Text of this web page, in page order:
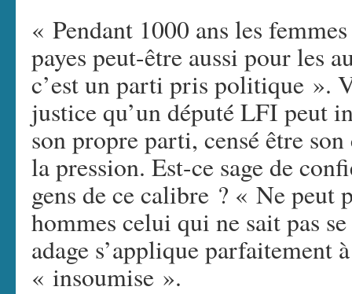
« Pendant 1000 ans les
payes peut-être aussi pour les
c’est un parti pris politique ».
justice qu’un député LFI peut
son propre parti, censé être
la pression. Est-ce sage de
gens de ce calibre ? « Ne peut
hommes celui qui ne sait pas
adage s’applique parfaitement
« insoumise ».